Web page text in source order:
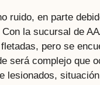
ruido, en parte
la sucursal de
pero se
será complejo que
lesionados,